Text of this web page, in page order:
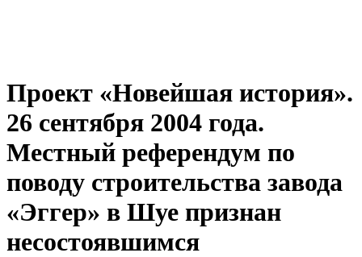
Проект «Новейшая история».
26 сентября 2004 года.
Местный референдум по
поводу строительства завода
«Эггер» в Шуе признан
несостоявшимся